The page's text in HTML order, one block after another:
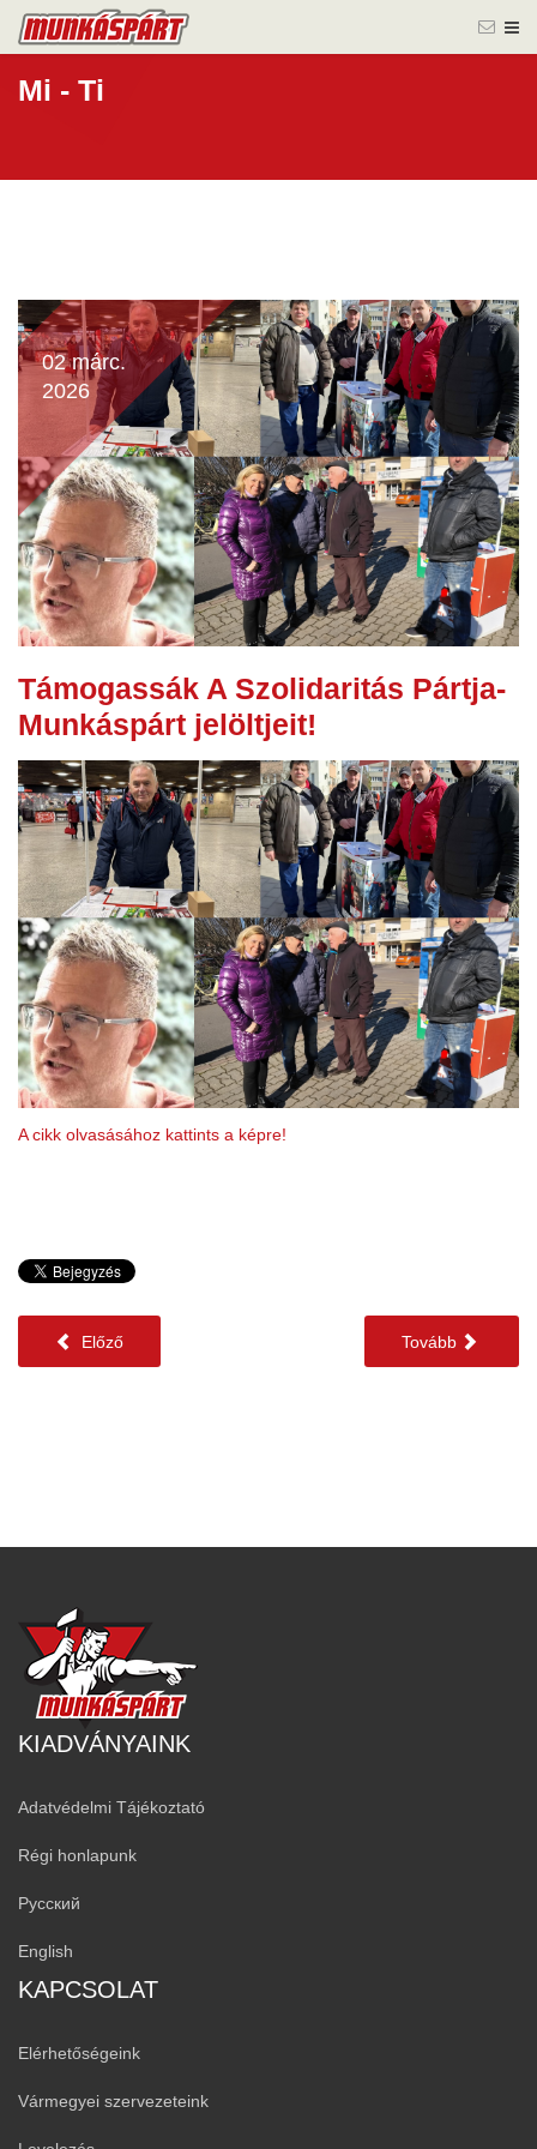
Mi - Ti
02 márc.
2026
Támogassák A Szolidaritás Pártja-
Munkáspárt jelöltjeit!
A cikk olvasásához kattints a képre!
Előző Tovább
KIADVÁNYAINK
Adatvédelmi Tájékoztató
Régi honlapunk
Русский
English
KAPCSOLAT
Elérhetőségeink
Vármegyei szervezeteink